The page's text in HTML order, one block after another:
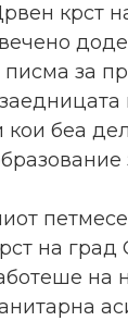
крст
за
кои беа
на град
на